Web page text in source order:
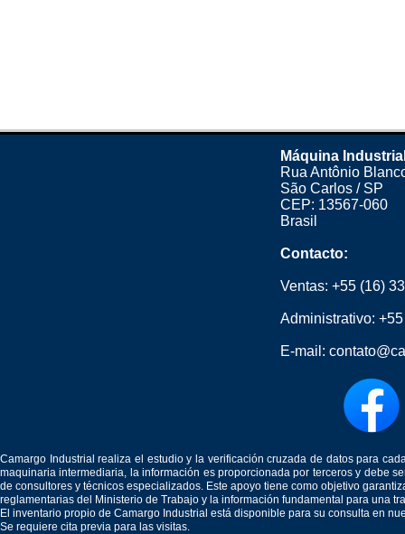
Máquina
Rua Antônio
São Carlos / SP
CEP: 13567-060
Brasil
Contacto:
Ventas: +55 (16)
Administrativo:
E-mail:
Camargo Industrial realiza el estudio y la verificación cruzada de datos para
maquinaria intermediaria, la información es proporcionada por terceros y debe
de consultores y técnicos especializados. Este apoyo tiene como objetivo
reglamentarias del Ministerio de Trabajo y la información fundamental para una
El inventario propio de Camargo Industrial está disponible para su consulta en
Se requiere cita previa para las visitas.